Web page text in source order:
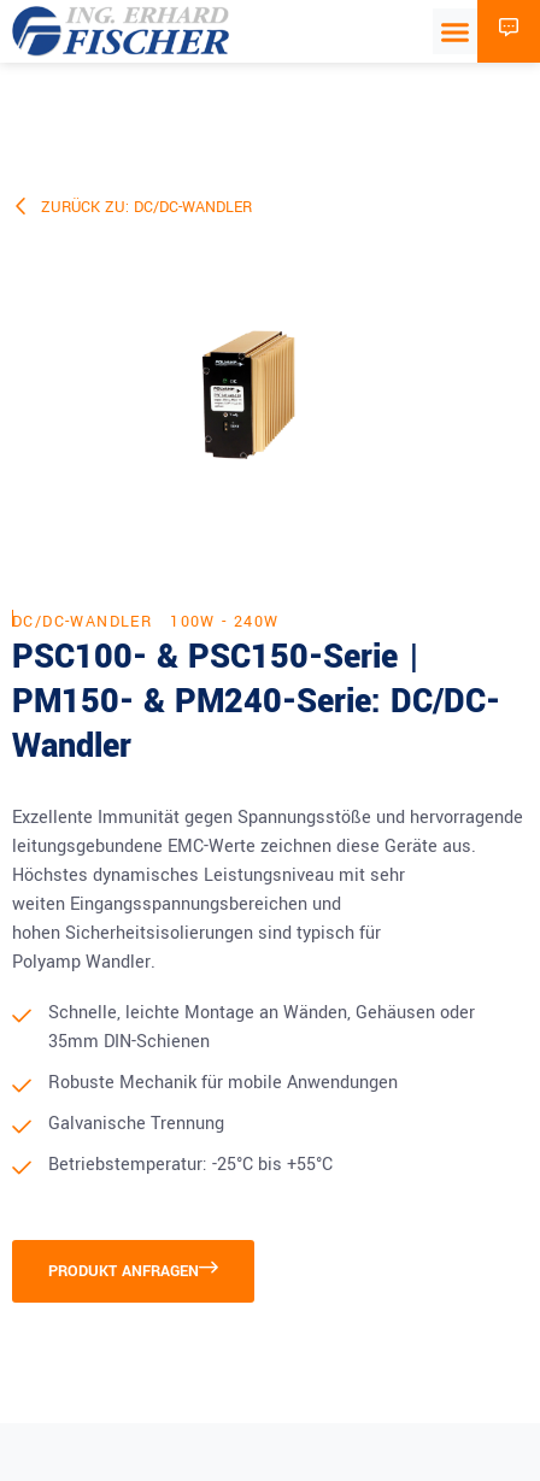
ZURÜCK ZU: DC/DC-WANDLER
DC/DC-WANDLER 100W - 240W
PSC100- & PSC150-Serie |
PM150- & PM240-Serie: DC/DC-
Wandler
Exzellente Immunität gegen Spannungsstöße und hervorragende
leitungsgebundene EMC-Werte zeichnen diese Geräte aus.
Höchstes dynamisches Leistungsniveau mit sehr
weiten Eingangsspannungsbereichen und
hohen Sicherheitsisolierungen sind typisch für
Polyamp Wandler.
Schnelle, leichte Montage an Wänden, Gehäusen oder
35mm DIN-Schienen
Robuste Mechanik für mobile Anwendungen
Galvanische Trennung
Betriebstemperatur: -25°C bis +55°C
PRODUKT ANFRAGEN